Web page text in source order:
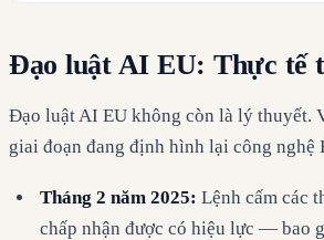
Đạo luật AI EU: Thực tế
Đạo luật AI EU không còn là lý thuyết.
giai đoạn đang định hình lại công nghệ
Tháng 2 năm 2025: Lệnh cấm các
chấp nhận được có hiệu lực — bao